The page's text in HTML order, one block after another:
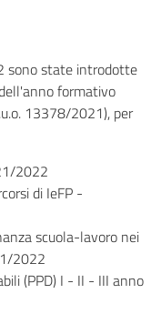
sono state introdotte
formativo
13378/2021), per
2022
di IeFP -
scuola-lavoro nei
2022
(PPD) I - II - III anno